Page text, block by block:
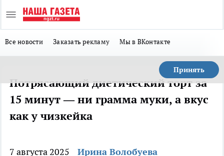
Все новости Заказать рекламу Мы в ВКонтакте
Принять
Потрясающий диетический торт за
15 минут — ни грамма муки, а вкус
как у чизкейка
7 августа 2025 Ирина Волобуева